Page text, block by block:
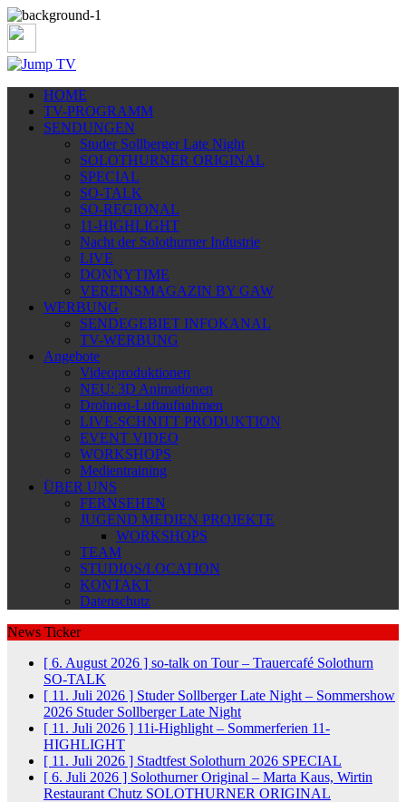
HOME
TV-PROGRAMM
SENDUNGEN
Studer Sollberger Late Night
SOLOTHURNER ORIGINAL
SPECIAL
SO-TALK
SO-REGIONAL
11-HIGHLIGHT
Nacht der Solothurner Industrie
LIVE
DONNYTIME
VEREINSMAGAZIN BY GAW
WERBUNG
SENDEGEBIET INFOKANAL
TV-WERBUNG
Angebote
Videoproduktionen
NEU: 3D Animationen
Drohnen-Luftaufnahmen
LIVE-SCHNITT PRODUKTION
EVENT VIDEO
WORKSHOPS
Medientraining
ÜBER UNS
FERNSEHEN
JUGEND MEDIEN PROJEKTE
WORKSHOPS
TEAM
STUDIOS/LOCATION
KONTAKT
Datenschutz
News Ticker
[ 6. August 2026 ] so-talk on Tour – Trauercafé Solothurn
SO-TALK
[ 11. Juli 2026 ] Studer Sollberger Late Night – Sommershow
2026 Studer Sollberger Late Night
[ 11. Juli 2026 ] 11i-Highlight – Sommerferien 11-
HIGHLIGHT
[ 11. Juli 2026 ] Stadtfest Solothurn 2026 SPECIAL
[ 6. Juli 2026 ] Solothurner Original – Marta Kaus, Wirtin
Restaurant Chutz SOLOTHURNER ORIGINAL